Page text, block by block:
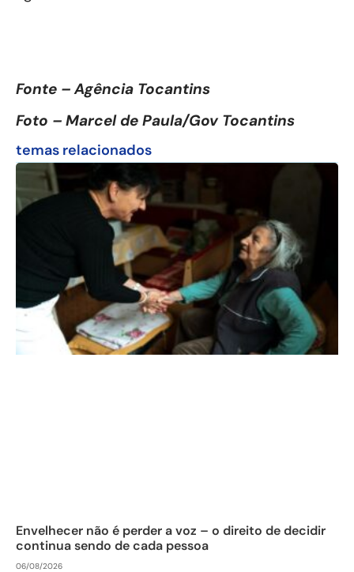
Fonte – Agência Tocantins
Foto – Marcel de Paula/Gov Tocantins
temas relacionados
Envelhecer não é perder a voz – o direito de decidir
continua sendo de cada pessoa
06/08/2026